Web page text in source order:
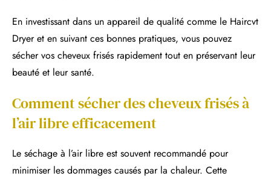
En investissant dans un appareil de qualité comme le Haircvt
Dryer et en suivant ces bonnes pratiques, vous pouvez
sécher vos cheveux frisés rapidement tout en préservant leur
beauté et leur santé.
Comment sécher des cheveux frisés à
l’air libre efficacement
Le séchage à l’air libre est souvent recommandé pour
minimiser les dommages causés par la chaleur. Cette